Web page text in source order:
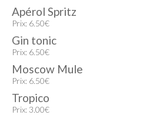
Apérol Spritz
Prix: 6.50€
Gin tonic
Prix: 6.50€
Moscow Mule
Prix: 6.50€
Tropico
Prix: 3.00€